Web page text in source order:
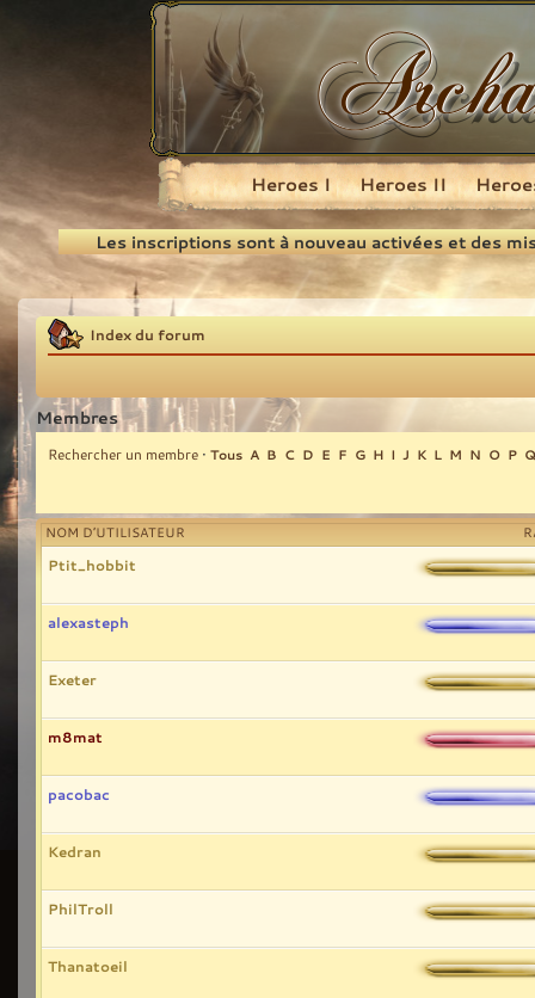
Recherche
Heroes I Heroes II
Les inscriptions sont à nouveau activées et des
Index du forum
Membres
Rechercher un membre • Tous A B C D E F G H I J K L M N O P Q
NOM D’UTILISATEUR
Ptit_hobbit
alexasteph
Exeter
m8mat
pacobac
Kedran
PhilTroll
Thanatoeil